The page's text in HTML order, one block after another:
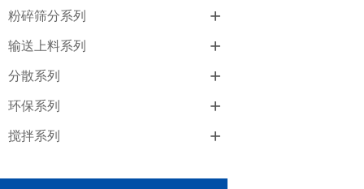
粉碎筛分系列 +
输送上料系列 +
分散系列 +
环保系列 +
搅拌系列 +